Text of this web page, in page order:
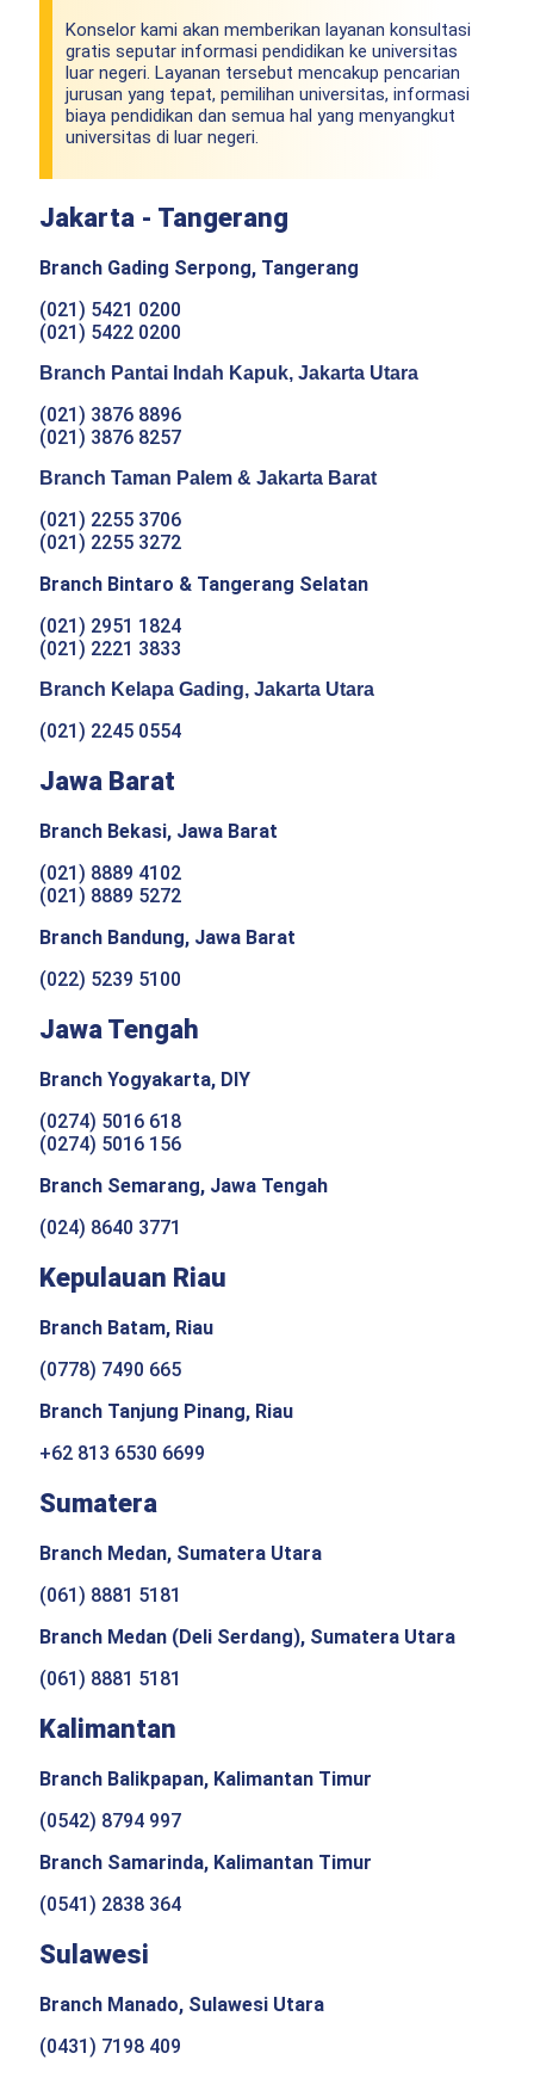
Konselor kami akan memberikan layanan konsultasi
gratis seputar informasi pendidikan ke universitas
luar negeri. Layanan tersebut mencakup pencarian
jurusan yang tepat, pemilihan universitas, informasi
biaya pendidikan dan semua hal yang menyangkut
universitas di luar negeri.
Jakarta - Tangerang
Branch Gading Serpong, Tangerang
(021) 5421 0200
(021) 5422 0200
Branch Pantai Indah Kapuk, Jakarta Utara
(021) 3876 8896
(021) 3876 8257
Branch Taman Palem & Jakarta Barat
(021) 2255 3706
(021) 2255 3272
Branch Bintaro & Tangerang Selatan
(021) 2951 1824
(021) 2221 3833
Branch Kelapa Gading, Jakarta Utara
(021) 2245 0554
Jawa Barat
Branch Bekasi, Jawa Barat
(021) 8889 4102
(021) 8889 5272
Branch Bandung, Jawa Barat
(022) 5239 5100
Jawa Tengah
Branch Yogyakarta, DIY
(0274) 5016 618
(0274) 5016 156
Branch Semarang, Jawa Tengah
(024) 8640 3771
Kepulauan Riau
Branch Batam, Riau
(0778) 7490 665
Branch Tanjung Pinang, Riau
+62 813 6530 6699
Sumatera
Branch Medan, Sumatera Utara
(061) 8881 5181
Branch Medan (Deli Serdang), Sumatera Utara
(061) 8881 5181
Kalimantan
Branch Balikpapan, Kalimantan Timur
(0542) 8794 997
Branch Samarinda, Kalimantan Timur
(0541) 2838 364
Sulawesi
Branch Manado, Sulawesi Utara
(0431) 7198 409